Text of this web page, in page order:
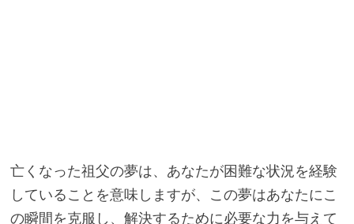
亡くなった祖父の夢は、あなたが困難な状況を経験
していることを意味しますが、この夢はあなたにこ
の瞬間を克服し、解決するために必要な力を与えて